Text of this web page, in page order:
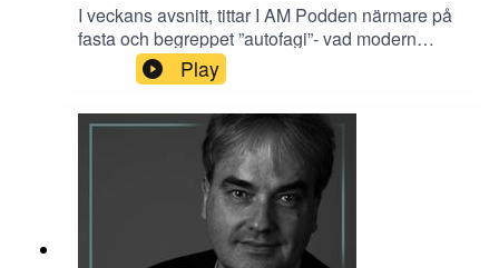
I veckans avsnitt, tittar I AM Podden närmare på
fasta och begreppet ”autofagi”- vad modern
forskning säger händer i kroppen – och hur olika
mångtusenåriga traditioner har förhållit sig till
fastan.
Play